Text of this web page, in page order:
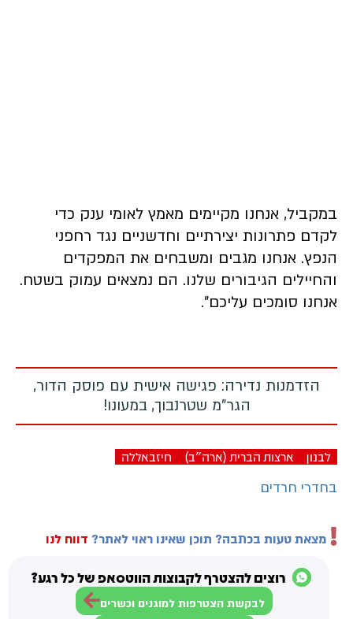
במקביל, אנחנו מקיימים מאמץ לאומי ענק כדי
לקדם פתרונות יצירתיים וחדשניים נגד רחפני
הנפץ. אנחנו מגבים ומשבחים את המפקדים
והחיילים הגיבורים שלנו. הם נמצאים עמוק בשטח.
אנחנו סומכים עליכם".
הזדמנות נדירה: פגישה אישית עם פוסק הדור,
הגר"מ שטרנבוך, במעונו!
לבנון ארצות הברית (ארה"ב) חיזבאללה
בחדרי חרדים
מצאת טעות בכתבה? תוכן שאינו ראוי לאתר? דווח לנו
רוצים להצטרף לקבוצות הווטסאפ של כל רגע?
לבקשת הצטרפות למוגנים וכשרים